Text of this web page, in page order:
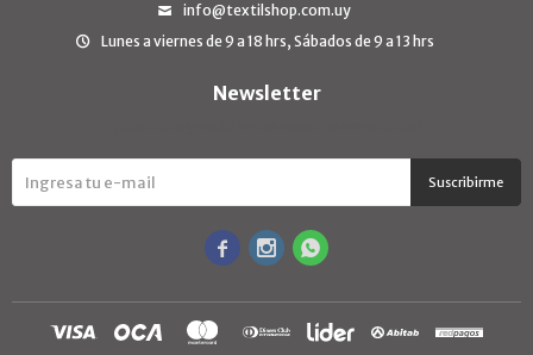
info@textilshop.com.uy
Lunes a viernes de 9 a 18 hrs, Sábados de 9 a 13 hrs
Newsletter
Suscribirme
  